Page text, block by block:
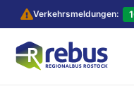
Verkehrsmeldungen: